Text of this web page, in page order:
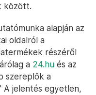
között.
alapján az
oldalról a
részéről
a 24.hu és az
szereplők a
A jelentés egyetlen,